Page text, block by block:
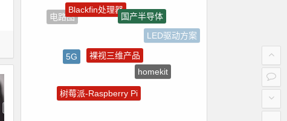
电路图
国产半导体
LED驱动方案
homekit
嵌入式